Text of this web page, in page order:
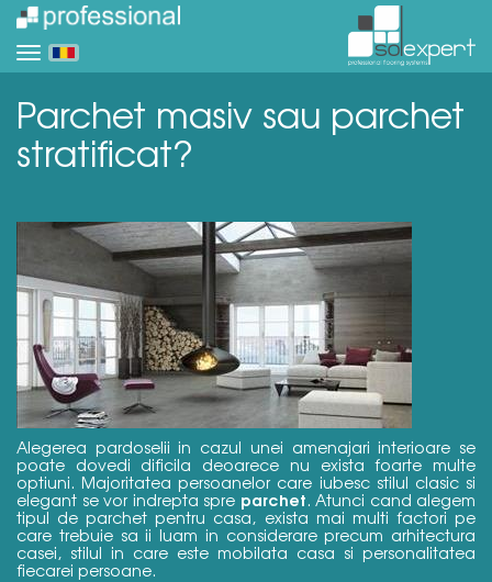
Parchet masiv sau parchet
stratificat?
Alegerea pardoselii in cazul unei amenajari interioare se
poate dovedi dificila deoarece nu exista foarte multe
optiuni. Majoritatea persoanelor care iubesc stilul clasic si
elegant se vor indrepta spre parchet. Atunci cand alegem
tipul de parchet pentru casa, exista mai multi factori pe
care trebuie sa ii luam in considerare precum arhitectura
casei, stilul in care este mobilata casa si personalitatea
fiecarei persoane.